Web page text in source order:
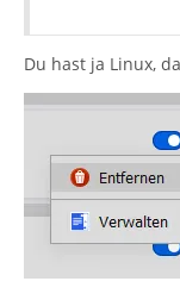
Du hast ja Linux,